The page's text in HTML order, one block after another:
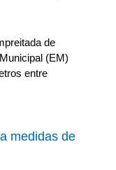
de
(EM)
entre
medidas de